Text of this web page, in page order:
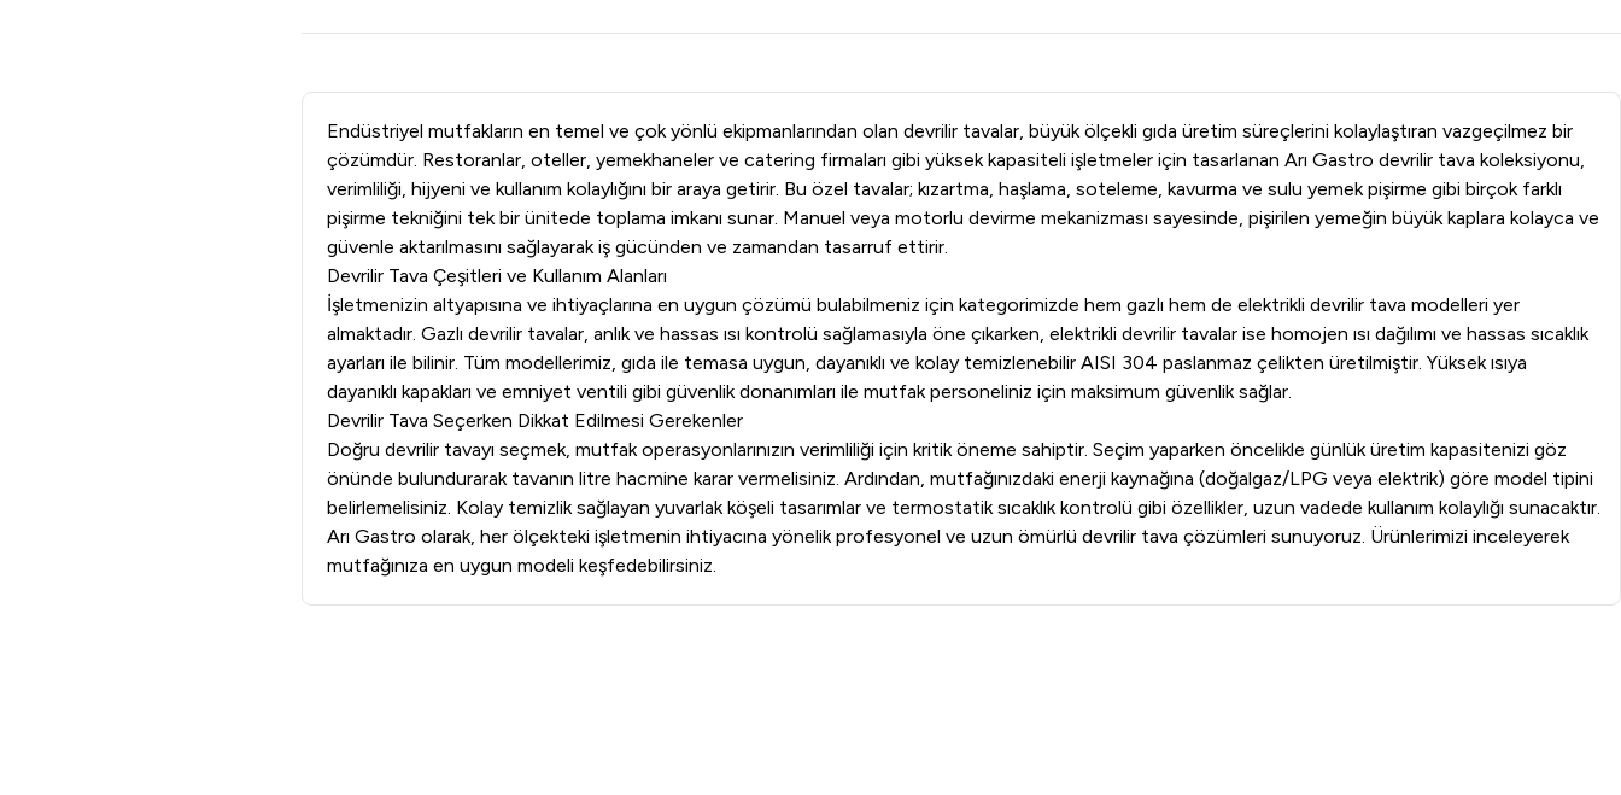
Endüstriyel mutfakların en temel ve çok yönlü ekipmanlarından olan devrilir tavalar, büyük ölçekli gıda üretim süreçlerini kolaylaştıran vazgeçilmez bir
çözümdür. Restoranlar, oteller, yemekhaneler ve catering firmaları gibi yüksek kapasiteli işletmeler için tasarlanan Arı Gastro devrilir tava koleksiyonu,
verimliliği, hijyeni ve kullanım kolaylığını bir araya getirir. Bu özel tavalar; kızartma, haşlama, soteleme, kavurma ve sulu yemek pişirme gibi birçok farklı
pişirme tekniğini tek bir ünitede toplama imkanı sunar. Manuel veya motorlu devirme mekanizması sayesinde, pişirilen yemeğin büyük kaplara kolayca ve
güvenle aktarılmasını sağlayarak iş gücünden ve zamandan tasarruf ettirir.
Devrilir Tava Çeşitleri ve Kullanım Alanları
İşletmenizin altyapısına ve ihtiyaçlarına en uygun çözümü bulabilmeniz için kategorimizde hem gazlı hem de elektrikli devrilir tava modelleri yer
almaktadır. Gazlı devrilir tavalar, anlık ve hassas ısı kontrolü sağlamasıyla öne çıkarken, elektrikli devrilir tavalar ise homojen ısı dağılımı ve hassas sıcaklık
ayarları ile bilinir. Tüm modellerimiz, gıda ile temasa uygun, dayanıklı ve kolay temizlenebilir AISI 304 paslanmaz çelikten üretilmiştir. Yüksek ısıya
dayanıklı kapakları ve emniyet ventili gibi güvenlik donanımları ile mutfak personeliniz için maksimum güvenlik sağlar.
Devrilir Tava Seçerken Dikkat Edilmesi Gerekenler
Doğru devrilir tavayı seçmek, mutfak operasyonlarınızın verimliliği için kritik öneme sahiptir. Seçim yaparken öncelikle günlük üretim kapasitenizi göz
önünde bulundurarak tavanın litre hacmine karar vermelisiniz. Ardından, mutfağınızdaki enerji kaynağına (doğalgaz/LPG veya elektrik) göre model tipini
belirlemelisiniz. Kolay temizlik sağlayan yuvarlak köşeli tasarımlar ve termostatik sıcaklık kontrolü gibi özellikler, uzun vadede kullanım kolaylığı sunacaktır.
Arı Gastro olarak, her ölçekteki işletmenin ihtiyacına yönelik profesyonel ve uzun ömürlü devrilir tava çözümleri sunuyoruz. Ürünlerimizi inceleyerek
mutfağınıza en uygun modeli keşfedebilirsiniz.